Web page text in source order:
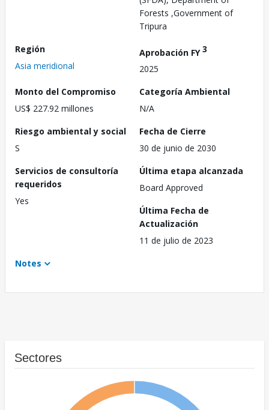
Forests ,Government of
Tripura
Región
Asia meridional
Aprobación FY3
2025
Monto del Compromiso
US$ 227.92 millones
Categoría Ambiental
N/A
Riesgo ambiental y social
S
Fecha de Cierre
30 de junio de 2030
Servicios de consultoría
requeridos
Yes
Última etapa alcanzada
Board Approved
Última Fecha de
Actualización
11 de julio de 2023
Notes
Sectores